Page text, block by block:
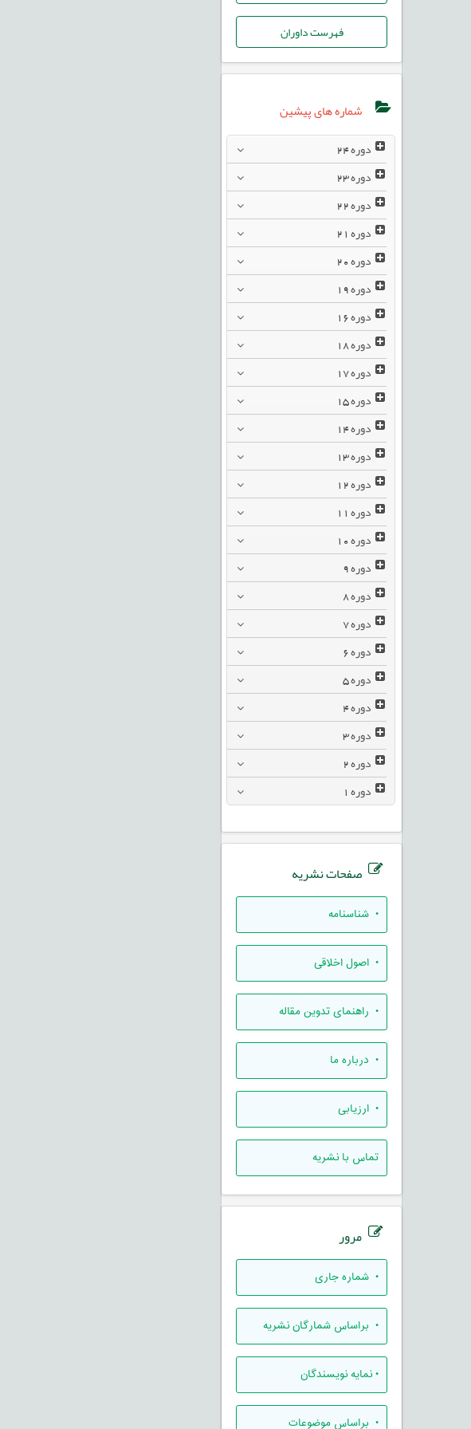
فهرست داوران
شماره های پیشین
دوره
دوره
دوره
دوره
دوره
دوره
دوره
دوره
دوره
دوره
دوره
دوره
دوره
دوره
دوره
دوره
دوره
دوره
دوره
دوره
دوره
دوره
دوره
دوره
صفحات نشریه
• شناسنامه
• اصول اخلاقی
• راهنمای تدوين مقاله
• درباره ما
• ارزيابی
تماس با نشریه
مرور
• شماره جاری
• براساس شمارگان نشریه
•نمایه نویسندگان
• براساس موضوعات